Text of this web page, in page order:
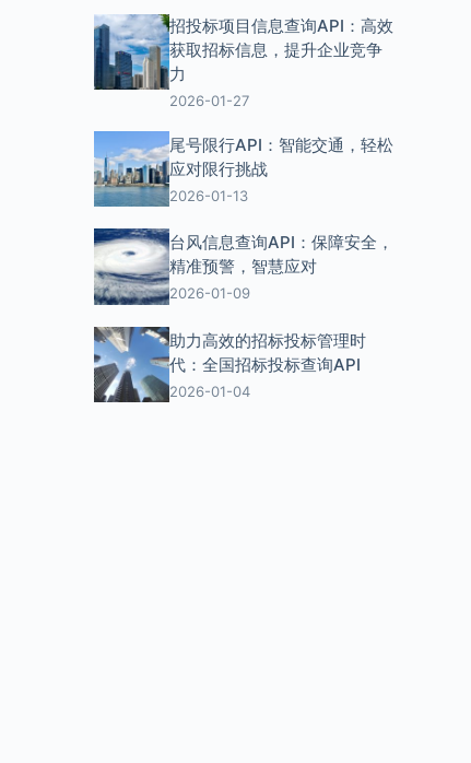
招投标项目信息查询API：高效
获取招标信息，提升企业竞争
力
2026-01-27
尾号限行API：智能交通，轻松
应对限行挑战
2026-01-13
台风信息查询API：保障安全，
精准预警，智慧应对
2026-01-09
助力高效的招标投标管理时
代：全国招标投标查询API
2026-01-04